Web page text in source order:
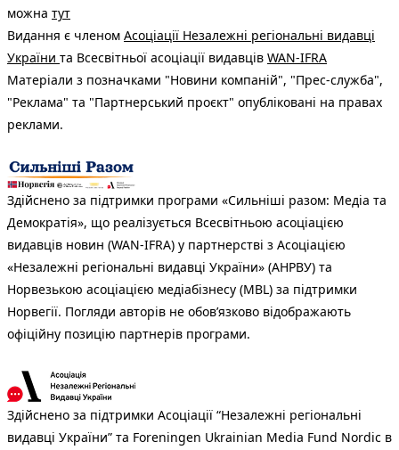
можна тут
Видання є членом Асоціації Незалежні регіональні видавці
України та Всесвітньої асоціації видавців WAN-IFRA
Матеріали з позначками "Новини компаній", "Прес-служба",
"Реклама" та "Партнерський проєкт" опубліковані на правах
реклами.
Здійснено за підтримки програми «Сильніші разом: Медіа та
Демократія», що реалізується Всесвітньою асоціацією
видавців новин (WAN-IFRA) у партнерстві з Асоціацією
«Незалежні регіональні видавці України» (АНРВУ) та
Норвезькою асоціацією медіабізнесу (MBL) за підтримки
Норвегії. Погляди авторів не обов’язково відображають
офіційну позицію партнерів програми.
Здійснено за підтримки Асоціації “Незалежні регіональні
видавці України” та Foreningen Ukrainian Media Fund Nordic в